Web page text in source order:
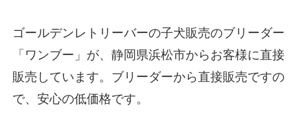
ゴールデンレトリーバーの子犬販売のブリーダー
「ワンブー」が、静岡県浜松市からお客様に直接
販売しています。ブリーダーから直接販売ですの
で、安心の低価格です。